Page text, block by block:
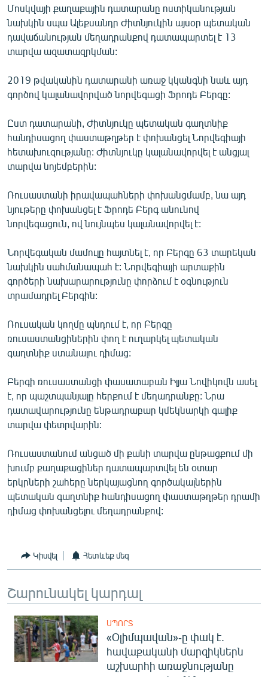
ԲԱՆԱՎԵՃ
ՁԳՏԵԼՈՎ ԼԱՎԱԳՈՒՅՆԻՆ
Հայերեն
English
Русский
ՀԵՏԵՎԵՔ ՄԵԶ
«Ազատության» բոլոր կայքերը
Մոսկվայի քաղաքային դատարանը ոստիկանության
նախկին սպա Ալեքսանդր Ժիտնյուկին այսօր պետական
դավաճանության մեղադրանքով դատապարտել է 13
տարվա ազատազրկման:
2019 թվականին դատարանի առաջ կկանգնի նաև այդ
գործով կալանավորված նորվեգացի Ֆրոդե Բերգը:
Ըստ դատարանի, Ժիտնյուկը պետական գաղտնիք
հանդիսացող փաստաթղթեր է փոխանցել Նորվեգիայի
հետախուզությանը: Ժիտնյուկը կալանավորվել է անցյալ
տարվա նոյեմբերին:
Ռուսաստանի իրավապահների փոխանցմամբ, նա այդ
նյութերը փոխանցել է Ֆրոդե Բերգ անունով
նորվեգացուն, ով նույնպես կալանավորվել է:
Նորվեգական մամուլը հայտնել է, որ Բերգը 63 տարեկան
նախկին սահմանապահ է: Նորվեգիայի արտաքին
գործերի նախարարությունը փորձում է օգնություն
տրամադրել Բերգին:
Ռուսական կողմը պնդում է, որ Բերգը
ռուսաստանցիներին փող է ուղարկել պետական
գաղտնիք ստանալու դիմաց:
Բերգի ռուսաստանցի փասատաբան Իլյա Նովիկովն ասել
է, որ պաշտպանյալը հերքում է մեղադրանքը: Նրա
դատավարությունը ենթադրաբար կմեկնարկի գալիք
տարվա փետրվարին:
Ռուսաստանում անցած մի քանի տարվա ընթացքում մի
խումբ քաղաքացիներ դատապարտվել են օտար
երկրների շահերը ներկայացնող գործակալներին
պետական գաղտնիք հանդիսացող փաստաթղթեր դրամի
դիմաց փոխանցելու մեղադրանքով:
Կիսվել Հետևեք մեզ
Շարունակել կարդալ
ՍՊՈՐՏ
«Օլիմպավան»-ը փակ է.
հավաքականի մարզիկներն
աշխարհի առաջնությանը